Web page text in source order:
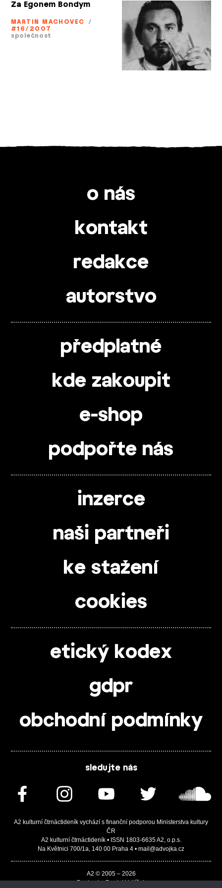
Za Egonem Bondym
MARTIN MACHOVEC /
#16/2007
společnost
o nás
kontakt
redakce
autorstvo
předplatné
kde zakoupit
e-shop
podpořte nás
inzerce
naši partneři
ke stažení
cookies
etický kodex
gdpr
obchodní podmínky
sledujte nás
A2 kulturní čtrnáctideník vychází s finanční podporou Ministerstva kultury
ČR
A2 kulturní čtrnáctideník • ISSN 1803-6635 A2, o.p.s.
Na Květnici 700/1a, 140 00 Praha 4 • mail@advojka.cz
A2 © 2005 – 2026
Design by Daniel Vojtíšek